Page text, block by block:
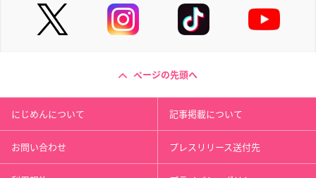
ページの先頭へ
にじめんについて 記事掲載について
お問い合わせ プレスリリース送付先